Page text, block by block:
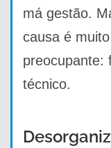
má gestão.
causa é
preocupante:
técnico.